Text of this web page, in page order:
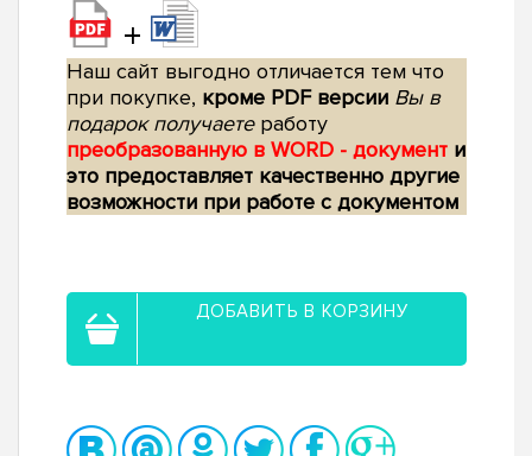
+
Наш сайт выгодно отличается тем что
при покупке, кроме PDF версии Вы в
подарок получаетеработу
преобразованную в WORD - документ и
это предоставляет качественно другие
возможности при работе с документом
ДОБАВИТЬ В КОРЗИНУ